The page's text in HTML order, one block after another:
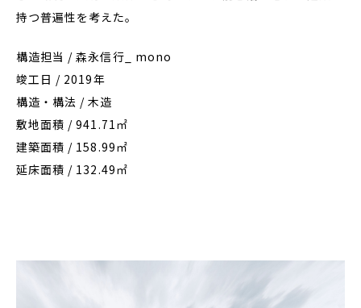
持つ普遍性を考えた。
構造担当 / 森永信行_ mono
竣工日 / 2019年
構造・構法 / 木造
敷地面積 / 941.71㎡
建築面積 / 158.99㎡
延床面積 / 132.49㎡